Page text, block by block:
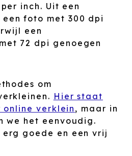
inch. Uit een
foto met 300 dpi
een
72 dpi genoegen
om
Hier staat
online verklein , maar in
we het eenvoudig.
erg goede en een vrij